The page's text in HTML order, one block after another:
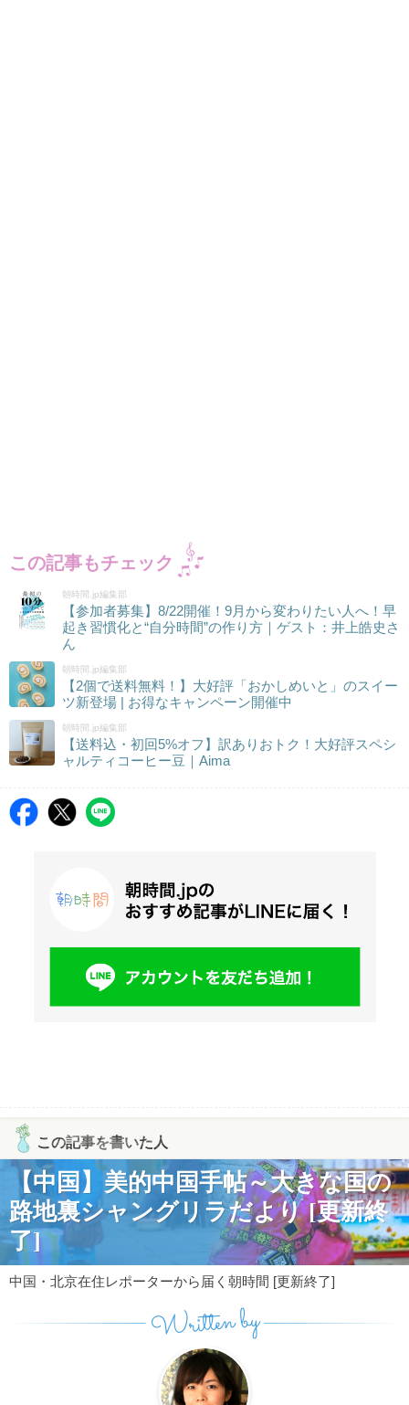
この記事もチェック
朝時間.jp編集部
【参加者募集】8/22開催！9月から変わりたい人へ！早
起き習慣化と“自分時間”の作り方｜ゲスト：井上皓史さ
ん
朝時間.jp編集部
【2個で送料無料！】大好評「おかしめいと」のスイー
ツ新登場 | お得なキャンペーン開催中
朝時間.jp編集部
【送料込・初回5%オフ】訳ありおトク！大好評スペシ
ャルティコーヒー豆｜Aima
この記事を書いた人
【中国】美的中国手帖～大きな国の
路地裏シャングリラだより [更新終
了]
中国・北京在住レポーターから届く朝時間 [更新終了]
Written by